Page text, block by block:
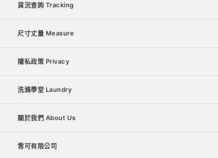
貨況查詢 Tracking
尺寸丈量 Measure
隱私政策 Privacy
洗滌學堂 Laundry
關於我們 About Us
雪可有限公司